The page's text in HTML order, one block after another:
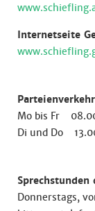
Internetseite
Parteienverkehr
Mo bis Fr
Di und Do
Sprechstunden
Donnerstags,